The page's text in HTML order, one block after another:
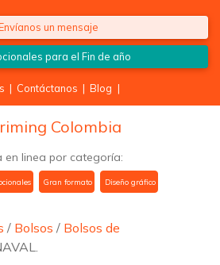
Envíanos un mensaje
para elFin de año
| Contáctanos | Blog |
en linea por categoría:
Gran formato Diseño gráfico
/ Bolsos / Bolsos de